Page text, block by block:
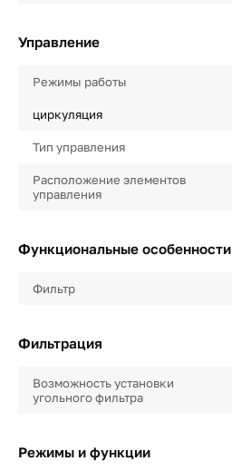
Управление
Режимы работы
циркуляция
Тип управления
Расположение элементов
управления
Функциональные особенности
Фильтр
Фильтрация
Возможность установки
угольного фильтра
Режимы и функции